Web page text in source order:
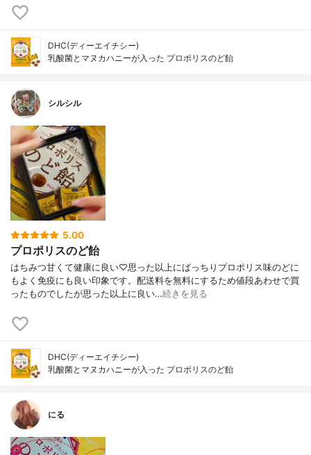
DHC(ディーエイチシー)
乳酸菌とマヌカハニーが入った プロポリスのど飴
シルシル
5.00
プロポリスのど飴
はちみつ甘くて健康に良い♡思った以上にばっちりプロポリス味のどに
もよく免疫にも良い印象です。配送料を無料にするため値段あわせで買
ったものでしたが思った以上に良い…続きを見る
DHC(ディーエイチシー)
乳酸菌とマヌカハニーが入った プロポリスのど飴
にる